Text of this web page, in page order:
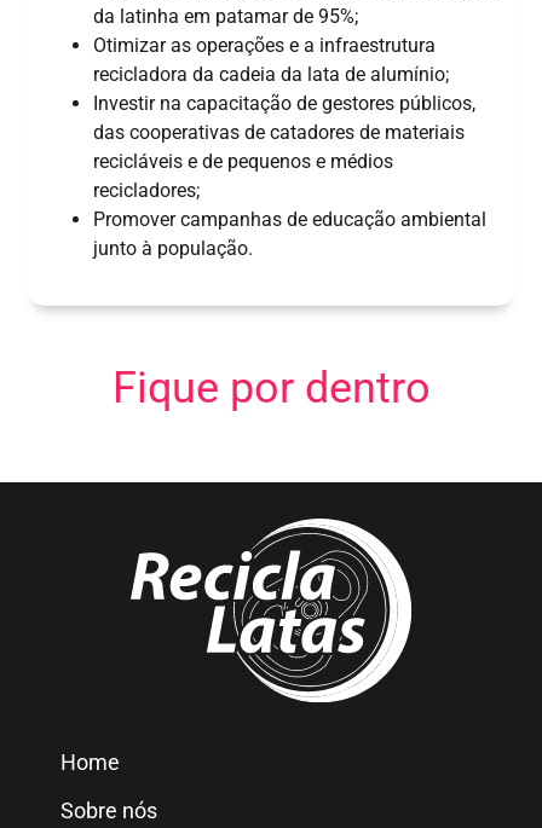
da latinha em patamar de 95%;
Otimizar as operações e a infraestrutura
recicladora da cadeia da lata de alumínio;
Investir na capacitação de gestores públicos,
das cooperativas de catadores de materiais
recicláveis e de pequenos e médios
recicladores;
Promover campanhas de educação ambiental
junto à população.
Fique por dentro
Home
Sobre nós